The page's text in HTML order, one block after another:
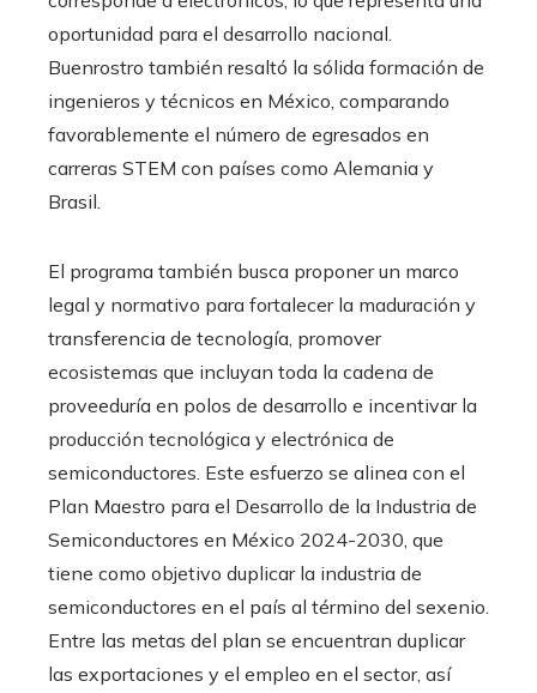
oportunidad para el desarrollo nacional.
Buenrostro también resaltó la sólida formación de
ingenieros y técnicos en México, comparando
favorablemente el número de egresados en
carreras STEM con países como Alemania y
Brasil.
El programa también busca proponer un marco
legal y normativo para fortalecer la maduración y
transferencia de tecnología, promover
ecosistemas que incluyan toda la cadena de
proveeduría en polos de desarrollo e incentivar la
producción tecnológica y electrónica de
semiconductores. Este esfuerzo se alinea con el
Plan Maestro para el Desarrollo de la Industria de
Semiconductores en México 2024-2030, que
tiene como objetivo duplicar la industria de
semiconductores en el país al término del sexenio.
Entre las metas del plan se encuentran duplicar
las exportaciones y el empleo en el sector, así